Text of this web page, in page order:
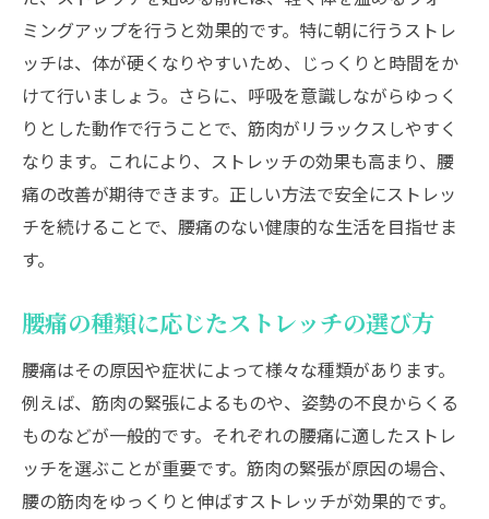
ミングアップを行うと効果的です。特に朝に行うストレ
ッチは、体が硬くなりやすいため、じっくりと時間をか
けて行いましょう。さらに、呼吸を意識しながらゆっく
りとした動作で行うことで、筋肉がリラックスしやすく
なります。これにより、ストレッチの効果も高まり、腰
痛の改善が期待できます。正しい方法で安全にストレッ
チを続けることで、腰痛のない健康的な生活を目指せま
す。
腰痛の種類に応じたストレッチの選び方
腰痛はその原因や症状によって様々な種類があります。
例えば、筋肉の緊張によるものや、姿勢の不良からくる
ものなどが一般的です。それぞれの腰痛に適したストレ
ッチを選ぶことが重要です。筋肉の緊張が原因の場合、
腰の筋肉をゆっくりと伸ばすストレッチが効果的です。